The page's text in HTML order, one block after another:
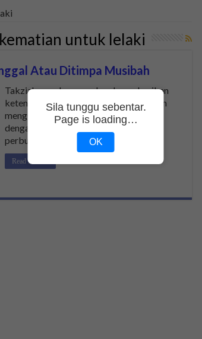
untuk lelaki
Atau Ditimpa Musibah
Takziah membawa maksud memberikan
ketenangan kepada keluarga si mati dan
menggalakkan mereka untuk bersabar
dengan jaminan pahala (terhadap
perbuatan itu) …
Read More »
Sila tunggu sebentar.
Page is loading…
OK